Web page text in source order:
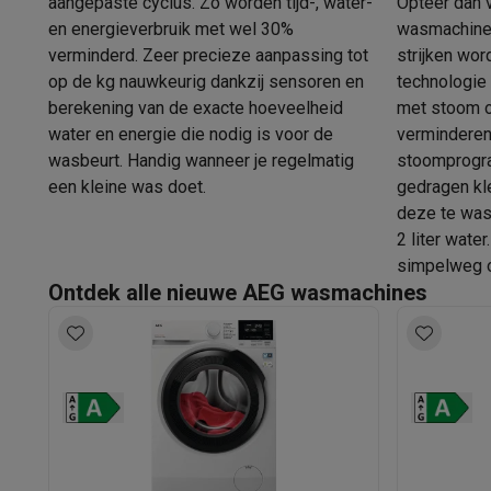
HuisdierenAutomatische voerbakAutomatische kattenbak
Beauty & gezondheid
HaarverzorgingHaardrogersStijltangenKrultangen
MondhygiëneElektrische tandenborstelsOpzetborstels
ScherenElektrische scheerapparatenBaardtrimmers
LichaamsontharingIPL ontharingEpilators
Ladyshaves
BeautyGelaatsverzorgingLED MaskersSpiegelsHand &
MassageVoetmassage Nek &
Bloeddrukmeters
Flessenwarmers
TV & beamersTVTV's met soundbar2026 TVLG TV
Randapparatuur TV
Soundbars Versterkers
Hoofdtelefoons & oortjes Koptelefoons Draadloze
Speakers
SpeakersBluetooth speakers Smart speakers
Muziek in huis
Radio's & wekkers
Hifi-ketens
Dashcams GPS Coyote
Steunen
en energieverbruik met wel 30%
verminderd. Zeer precieze aanpassing tot
op de kg nauwkeurig dankzij sensoren en
berekening van de exacte hoeveelheid
water en energie die nodig is voor de
wasbeurt. Handig wanneer je regelmatig
een kleine was doet.
strijken
technologie
met stoom
gedragen
deze te
2 liter
simpelweg
Ontdek alle nieuwe AEG wasmachines